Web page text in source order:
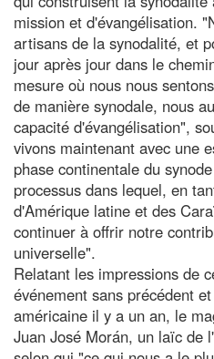
mission et d'évangélisation.
artisans de la synodalité, et
jour après jour dans le
mesure où nous nous
de manière synodale, nous
capacité d'évangélisation",
vivons maintenant avec une
phase continentale du
processus dans lequel, en
d'Amérique latine et des
continuer à offrir notre
universelle".
Relatant les impressions de
événement sans précédent
américaine il y a un an, le
Juan José Morán, un laïc de